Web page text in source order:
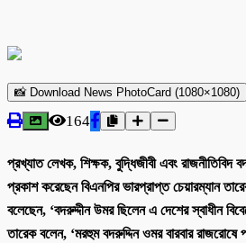
📸 Download News PhotoCard (1080×1080)
164
প্রখ্যাত লেখক, শিক্ষক, বুদ্ধিজীবী এবং রাজনীতিবিদ
প্রকাশ করেছেন বিএনপির ভারপ্রাপ্ত চেয়ারম্যান
বলেছেন, ‘বদরুদ্দীন উমর ছিলেন এ দেশের স্বাধীন
তারেক বলেন, ‘মরহুম বদরুদ্দিন ওমর বারবার রাজরোষে